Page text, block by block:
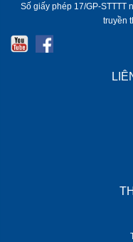
Số giấy phép 17/GP-STTTT
truyền